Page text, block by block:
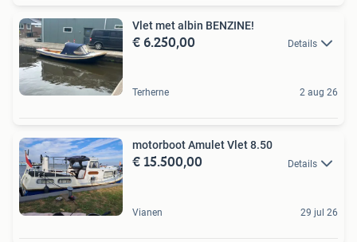
Vlet met albin BENZINE!
€ 6.250,00 Details
Terherne 2 aug 26
motorboot Amulet Vlet 8.50
€ 15.500,00 Details
Vianen 29 jul 26